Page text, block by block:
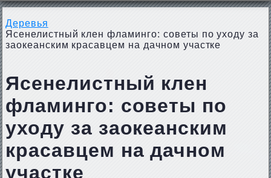
Деревья
Ясенелистный клен фламинго: советы по уходу за
заокеанским красавцем на дачном участке
Ясенелистный клен
фламинго: советы по
уходу за заокеанским
красавцем на дачном
участке